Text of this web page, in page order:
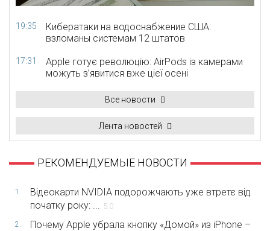
19:35
Кибератаки на водоснабжение США:
взломаны системам 12 штатов
17:31
Apple готує революцію: AirPods із камерами
можуть з’явитися вже цієї осені
Все новости
Лента новостей
РЕКОМЕНДУЕМЫЕ НОВОСТИ
1.
Відеокарти NVIDIA подорожчають уже втретє від
початку року: ... 5.0
2.
Почему Apple убрала кнопку «Домой» из iPhone –